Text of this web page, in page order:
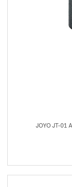
JOYO JT-01